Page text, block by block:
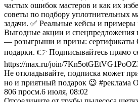
частых ошибок мастеров и как их
советы по подбору уплотнительных
задачи. ✅ Реальные кейсы и примеры
Выгодные акции и
— розыгрыши и призы: сертификаты
подарки. 👉 Подписывайтесь прямо
https://max.ru/join/
Не откладывайте, подписка может
но и приятный подарок 😉 #реклама
806 просм.6 июля, 08:02